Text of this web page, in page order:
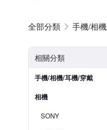
手機/相
相關分類
手機/相機/耳機/穿戴
相機
SONY